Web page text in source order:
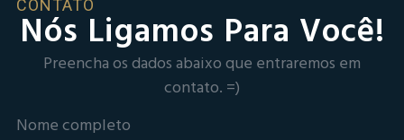
CONTATO
Nós Ligamos Para Você!
Preencha os dados abaixo que entraremos em
contato. =)
Nome completo